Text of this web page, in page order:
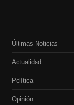
Últimas Noticias
Actualidad
Política
Opinión